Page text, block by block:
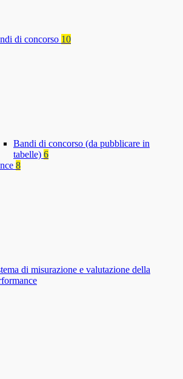
di concorso 10
Bandi di concorso (da pubblicare in
tabelle) 6
8
di misurazione e valutazione della